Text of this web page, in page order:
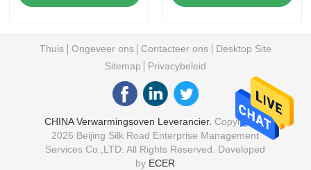
eenvoudige bediening
Thuis Ongeveer ons Contacteer ons
Desktop Site
Sitemap
Privacybeleid
CHINA Verwarmingsoven Leverancier. Copyright ©
2026 Beijing Silk Road Enterprise Management
Services Co.,LTD. All Rights Reserved. Developed
by ECER